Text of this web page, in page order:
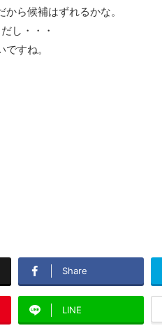
ら候補はずれるかな。
し・・・
すね。
Share
LINE